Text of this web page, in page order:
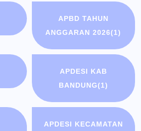
APBD TAHUN
ANGGARAN 2026(1)
APDESI KAB
BANDUNG(1)
APDESI KECAMATAN